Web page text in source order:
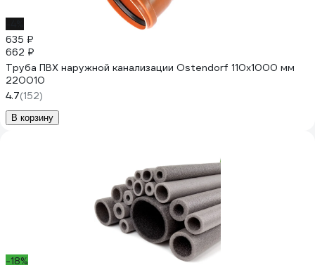
635 ₽
662 ₽
Труба ПВХ наружной канализации Ostendorf 110х1000 мм
220010
4.7(152)
В корзину
-18%